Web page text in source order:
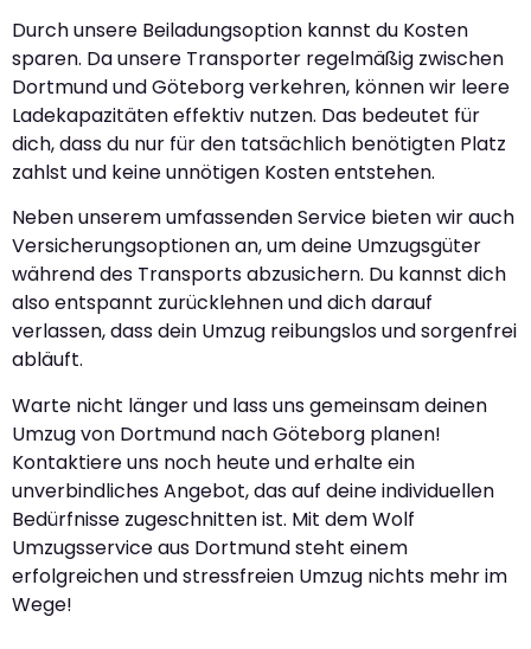
Durch unsere Beiladungsoption kannst du Kosten
sparen. Da unsere Transporter regelmäßig zwischen
Dortmund und Göteborg verkehren, können wir leere
Ladekapazitäten effektiv nutzen. Das bedeutet für
dich, dass du nur für den tatsächlich benötigten Platz
zahlst und keine unnötigen Kosten entstehen.
Neben unserem umfassenden Service bieten wir auch
Versicherungsoptionen an, um deine Umzugsgüter
während des Transports abzusichern. Du kannst dich
also entspannt zurücklehnen und dich darauf
verlassen, dass dein Umzug reibungslos und sorgenfrei
abläuft.
Warte nicht länger und lass uns gemeinsam deinen
Umzug von Dortmund nach Göteborg planen!
Kontaktiere uns noch heute und erhalte ein
unverbindliches Angebot, das auf deine individuellen
Bedürfnisse zugeschnitten ist. Mit dem Wolf
Umzugsservice aus Dortmund steht einem
erfolgreichen und stressfreien Umzug nichts mehr im
Wege!